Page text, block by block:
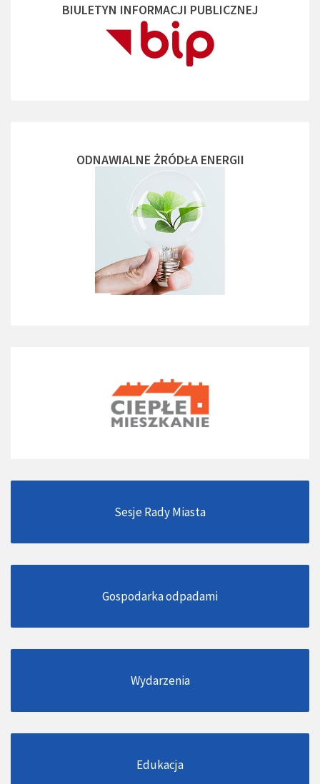
BIULETYN INFORMACJI PUBLICZNEJ
ODNAWIALNE ŻRÓDŁA ENERGII
Sesje Rady Miasta
Gospodarka odpadami
Wydarzenia
Edukacja